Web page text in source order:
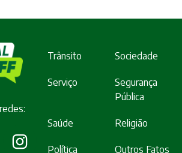
Trânsito Sociedade
Serviço
Segurança
Pública
Saúde Religião
Política Outros Fatos